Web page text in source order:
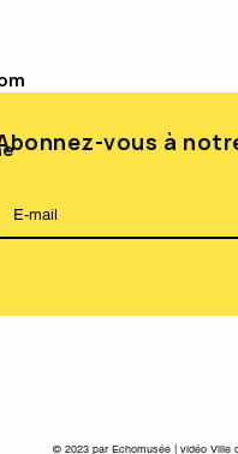
vous à
© 2023 par Echomusée | vidéo Ville